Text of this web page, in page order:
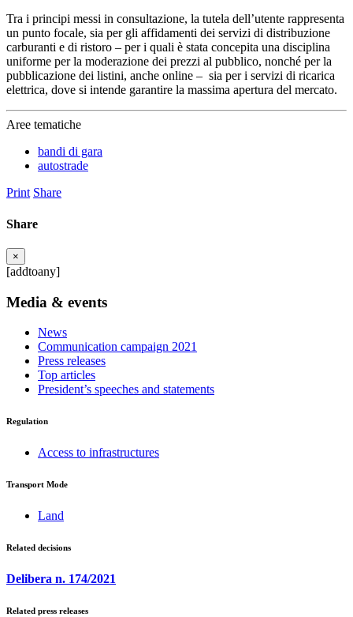
Tra i principi messi in consultazione, la tutela dell’utente rappresenta
un punto focale, sia per gli affidamenti dei servizi di distribuzione
carburanti e di ristoro – per i quali è stata concepita una disciplina
uniforme per la moderazione dei prezzi al pubblico, nonché per la
pubblicazione dei listini, anche online – sia per i servizi di ricarica
elettrica, dove si intende garantire la massima apertura del mercato.
Aree tematiche
bandi di gara
autostrade
Print Share
Share
×
[addtoany]
Media & events
News
Communication campaign 2021
Press releases
Top articles
President’s speeches and statements
Regulation
Access to infrastructures
Transport Mode
Land
Related decisions
Delibera n. 174/2021
Related press releases